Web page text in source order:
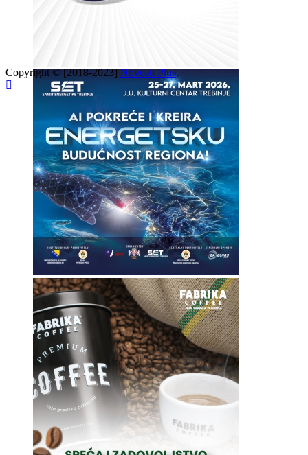
Copyright © [2018-2023]Novosti Plus.